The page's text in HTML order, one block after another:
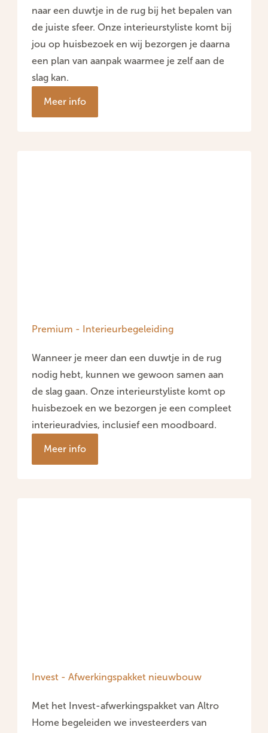
naar een duwtje in de rug bij het bepalen van
de juiste sfeer. Onze interieurstyliste komt bij
jou op huisbezoek en wij bezorgen je daarna
een plan van aanpak waarmee je zelf aan de
slag kan.
Meer info
Premium - Interieurbegeleiding
Wanneer je meer dan een duwtje in de rug
nodig hebt, kunnen we gewoon samen aan
de slag gaan. Onze interieurstyliste komt op
huisbezoek en we bezorgen je een compleet
interieuradvies, inclusief een moodboard.
Meer info
Invest - Afwerkingspakket nieuwbouw
Met het Invest-afwerkingspakket van Altro
Home begeleiden we investeerders van